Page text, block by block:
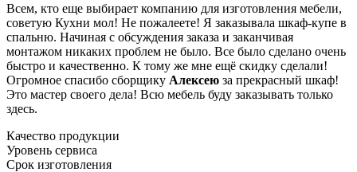
Всем, кто еще выбирает компанию для изготовления мебели,
советую Кухни мол! Не пожалеете! Я заказывала шкаф-купе в
спальню. Начиная с обсуждения заказа и заканчивая
монтажом никаких проблем не было. Все было сделано очень
быстро и качественно. К тому же мне ещё скидку сделали!
Огромное спасибо сборщику Алексею за прекрасный шкаф!
Это мастер своего дела! Всю мебель буду заказывать только
здесь.
Качество продукции
Уровень сервиса
Срок изготовления